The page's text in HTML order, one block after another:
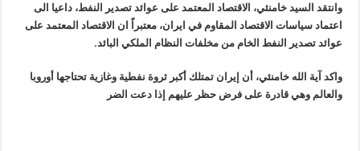
وانتقد السيد خامنئي، الاقتصاد المعتمد على عوائد تصدير النفط، داعيا الى
اعتماد سياسات الاقتصاد المقاوم في ايران، معتبراً ان الاقتصاد المعتمد على
عوائد تصدير النفط الخام من مخلفات النظام الملكي البائد.
واكد آية الله خامنئي، أن إيران تمتلك أكبر ثروة نفطية وغازية تحتاجها أوروبا
والعالم وهي قادرة على فرض حظر عليهم إذا دعت الضر